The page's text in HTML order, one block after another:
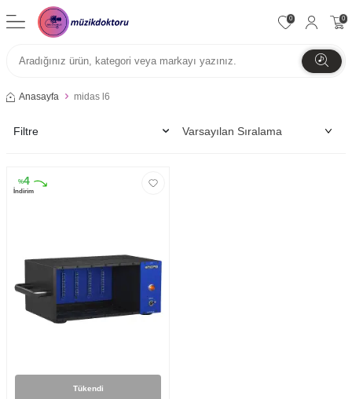
0 0
Anasayfa midas l6
Filtre
%4
İndirim
Tükendi